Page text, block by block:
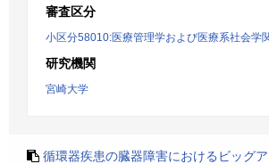
審査区分
小区分58010:医療管理学および医療系社会学
研究機関
宮崎大学
循環器疾患の臓器障害におけるビッグ